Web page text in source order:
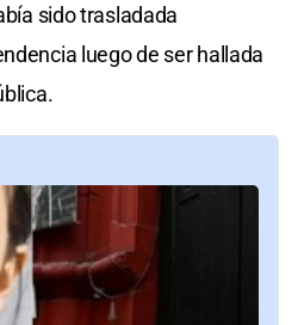
sido trasladada
luego de ser hallada